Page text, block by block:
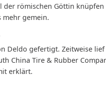
der römischen Göttin
mehr gemein.
Deldo gefertigt. Zeitweise
China Tire & Rubber
erklärt.